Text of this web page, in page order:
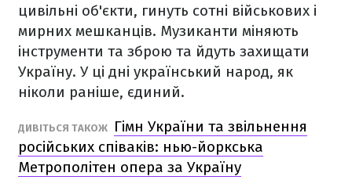
цивільні об'єкти, гинуть сотні військових і
мирних мешканців. Музиканти міняють
інструменти та зброю та йдуть захищати
Україну. У ці дні український народ, як
ніколи раніше, єдиний.
ДИВІТЬСЯ ТАКОЖ
Гімн України та звільнення
російських співаків: нью-йоркська
Метрополітен опера за Україну